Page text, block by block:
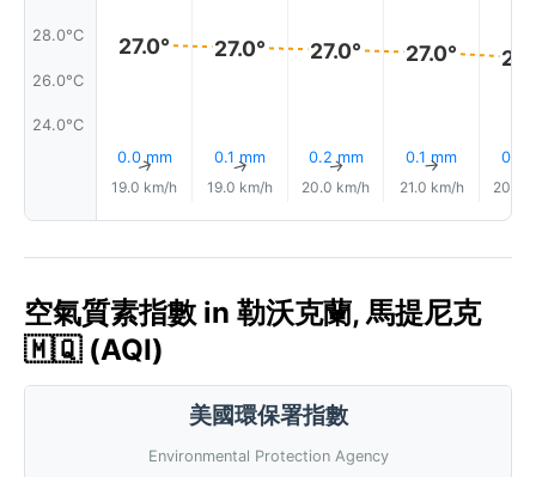
28.0°C
26.0°C
24.0°C
27.0°
0.0 mm
↑
19.0 km/h
27.0°
0.1 mm
↑
19.0 km/h
27.0°
0.2 mm
↑
20.0 km/h
27.0°
0.1 mm
↑
21.0 km/h
0.1
20.0
空氣質素指數 in 勒沃克蘭, 馬提尼克
🇲🇶 (AQI)
美國環保署指數
Environmental Protection Agency